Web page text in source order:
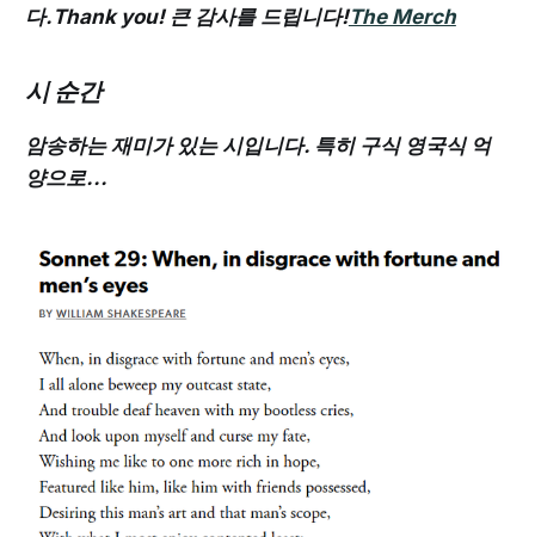
다.Thank you! 큰 감사를 드립니다!The Merch
시 순간
암송하는 재미가 있는 시입니다. 특히 구식 영국식 억
양으로...